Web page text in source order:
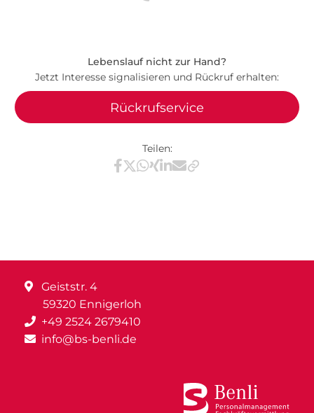
Lebenslauf nicht zur Hand?
Jetzt Interesse signalisieren und Rückruf erhalten:
Rückrufservice
Teilen:
Teilen via Facebook
Teilen via X / Twitter
Teilen via WhatsApp
Teilen via Xing
Teilen via LinkedIn
Teilen via E-Mail
Geiststr. 4
59320 Ennigerloh
+49 2524 2679410
info@bs-benli.de